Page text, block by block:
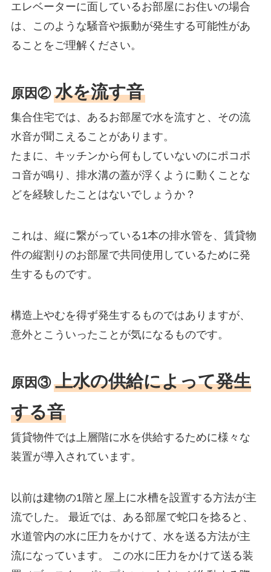
エレベーターに面しているお部屋にお住いの場合
は、このような騒音や振動が発生する可能性があ
ることをご理解ください。
原因② 水を流す音
集合住宅では、あるお部屋で水を流すと、その流
水音が聞こえることがあります。
たまに、キッチンから何もしていないのにポコポ
コ音が鳴り、排水溝の蓋が浮くように動くことな
どを経験したことはないでしょうか？
これは、縦に繋がっている1本の排水管を、賃貸物
件の縦割りのお部屋で共同使用しているために発
生するものです。
構造上やむを得ず発生するものではありますが、
意外とこういったことが気になるものです。
原因③ 上水の供給によって発生
する音
賃貸物件では上層階に水を供給するために様々な
装置が導入されています。
以前は建物の1階と屋上に水槽を設置する方法が主
流でした。 最近では、ある部屋で蛇口を捻ると、
水道管内の水に圧力をかけて、水を送る方法が主
流になっています。 この水に圧力をかけて送る装